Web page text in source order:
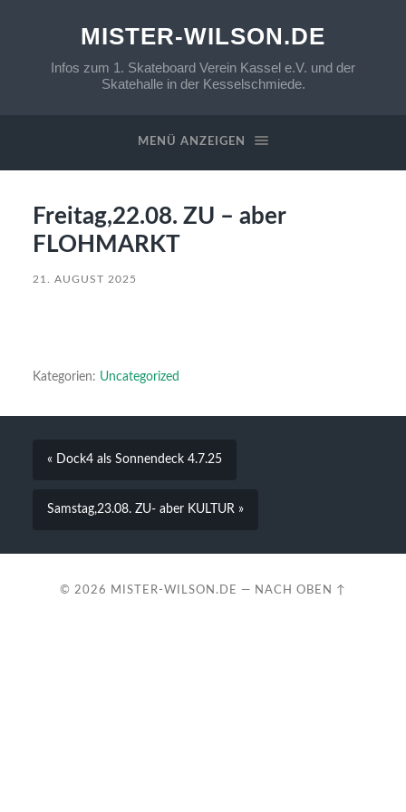
MISTER-WILSON.DE
Infos zum 1. Skateboard Verein Kassel e.V. und der
Skatehalle in der Kesselschmiede.
MENÜ ANZEIGEN
Freitag,22.08. ZU – aber
FLOHMARKT
21. AUGUST 2025
Kategorien: Uncategorized
« Dock4 als Sonnendeck 4.7.25
Samstag,23.08. ZU- aber KULTUR »
© 2026 MISTER-WILSON.DE — NACH OBEN ↑